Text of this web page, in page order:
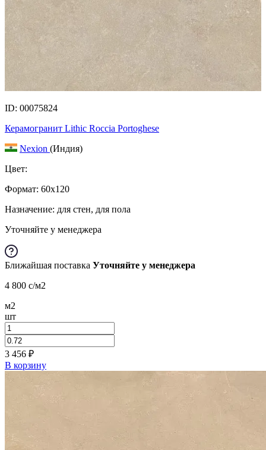
ID: 00075824
Керамогранит Lithic Roccia Portoghese
Nexion (Индия)
Цвет:
Формат: 60x120
Назначение: для стен, для пола
Уточняйте у менеджера
Ближайшая поставка Уточняйте у менеджера
4 800 c/м2
м2
шт
3 456 ₽
В корзину